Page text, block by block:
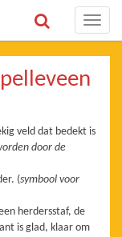
Toggle
veld dat bedekt is
door de
(symbool voor
herdersstaf, de
is glad, klaar om